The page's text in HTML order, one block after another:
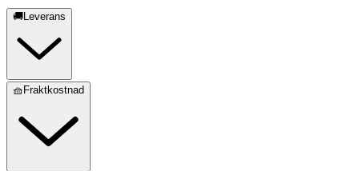
🚚Leverans
🧺Fraktkostnad